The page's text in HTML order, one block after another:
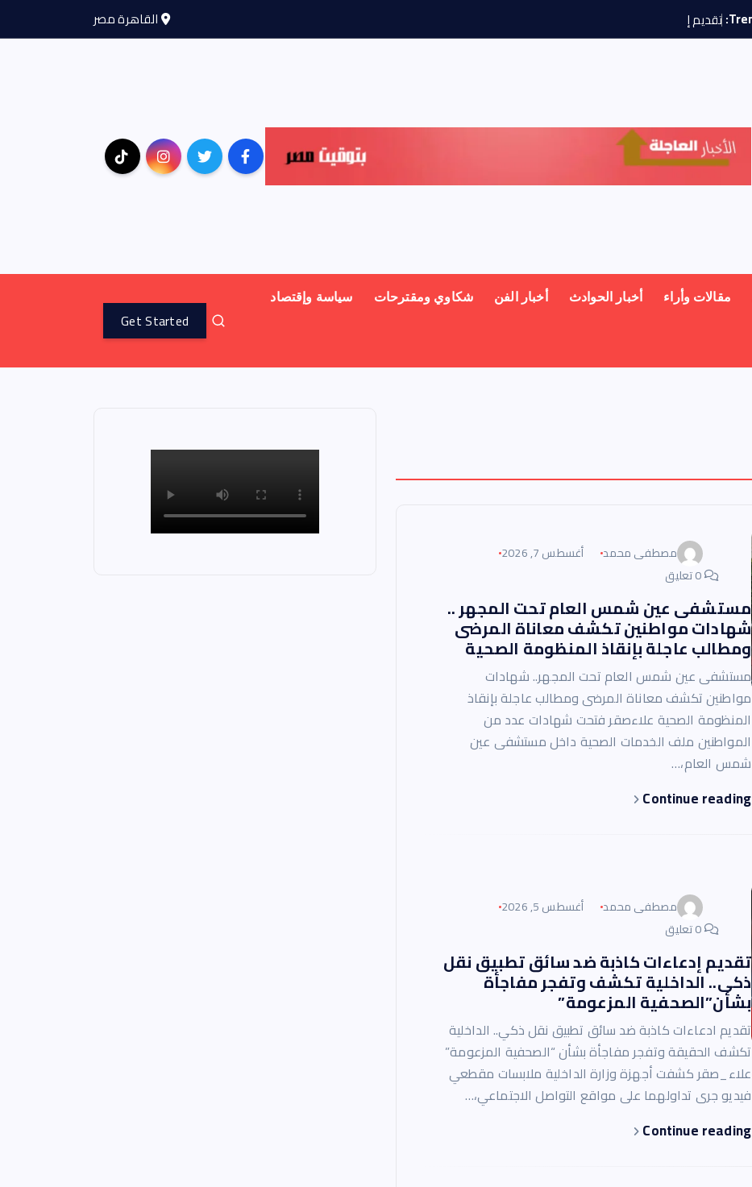
تقديمإد القاهرة مصر
مقالات وأراء أخبار الحوادث أخبار الفن شكاوي ومقترحات سياسة وإقتصاد
Get Started
مصطفى محمد
أغسطس 7, 2026
مستشفى عين شمس العام تحت المجهر ..
شهادات مواطنين تكشف معاناة المرضى
ومطالب عاجلة بإنقاذ المنظومة الصحية
مستشفى عين شمس العام تحت المجهر.. شهادات
مواطنين تكشف معاناة المرضى ومطالب عاجلة بإنقاذ
المنظومة الصحية علاءصقر فتحت شهادات عدد من
المواطنين ملف الخدمات الصحية داخل مستشفى عين
شمس العام،…
Continue reading
مصطفى محمد
أغسطس 5, 2026
تقديم إدعاءات كاذبة ضد سائق تطبيق نقل
ذكى.. الداخلية تكشف وتفجر مفاجأة
بشأن”الصحفية المزعومة”
تقديم ادعاءات كاذبة ضد سائق تطبيق نقل ذكي.. الداخلية
تكشف الحقيقة وتفجر مفاجأة بشأن “الصحفية المزعومة”
علاء_صقر كشفت أجهزة وزارة الداخلية ملابسات مقطعي
فيديو جرى تداولهما على مواقع التواصل الاجتماعي،…
Continue reading